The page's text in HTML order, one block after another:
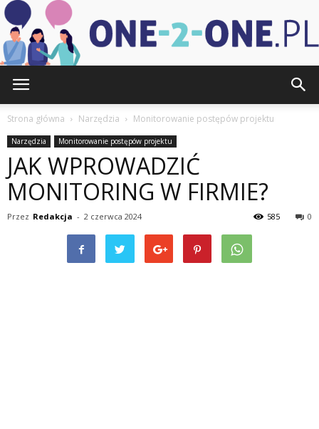
2-
Strona główna Narzędzia Monitorowanie postępów projektu
Narzędzia Monitorowanie postępów projektu
JAK WPROWADZIĆ
MONITORING W FIRMIE?
Przez Redakcja - 2 czerwca 2024 0
585